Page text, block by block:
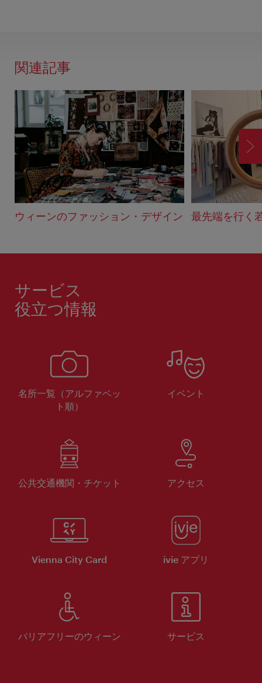
関連記事
ウィーンのファッション・デザイン 最先端を行く
進
む
サービス
役立つ情報
名所一覧（アルファベッ
ト順）
イベント
公共交通機関・チケット アクセス
Vienna City Card ivie アプリ
バリアフリーのウィーン サービス